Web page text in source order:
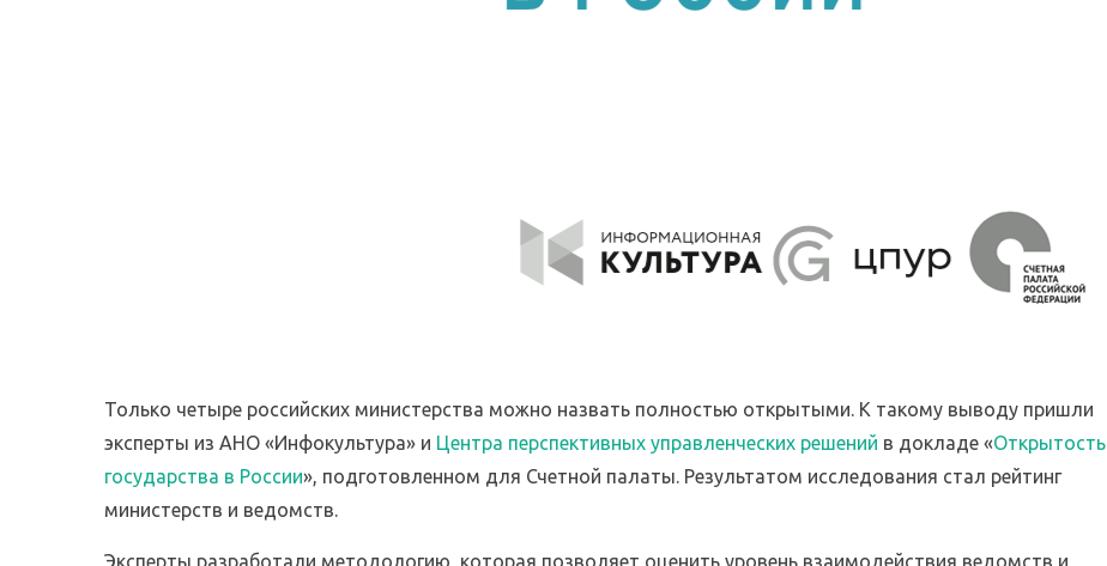
Только четыре российских министерства можно назвать полностью открытыми. К такому выводу пришли
эксперты из АНО «Инфокультура» и Центра перспективных управленческих решений в докладе «Открытость
государства в России», подготовленном для Счетной палаты. Результатом исследования стал рейтинг
министерств и ведомств.
Эксперты разработали методологию, которая позволяет оценить уровень взаимодействия ведомств и